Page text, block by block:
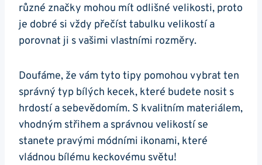
různé značky mohou mít odlišné‌ velikosti, proto⁤
je dobré si vždy přečíst⁤ tabulku velikostí a
porovnat‌ ji s⁣ vašimi vlastními rozměry.
Doufáme, že vám tyto tipy pomohou vybrat‍ ten
správný typ bílých kecek, které budete nosit s
hrdostí ‍a sebevědomím. S kvalitním materiálem,
vhodným střihem ⁤a správnou ​velikostí se
stanete pravými⁤ módními ikonami, ​které
vládnou bílému keckovému světu!